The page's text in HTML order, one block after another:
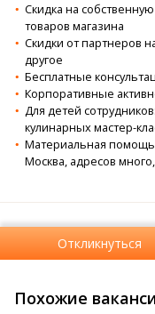
Скидка на
товаров магазина
Скидки от партнеров
другое
Бесплатные
Корпоративные
Для детей
кулинарных мастер-
Материальная помощь
Москва, адресов
Откликнуться
Похожие